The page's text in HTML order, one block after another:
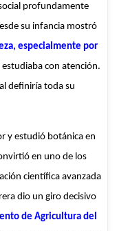
profundamente
su infancia mostró
especialmente por
estudiaba con atención.
definiría toda su
y estudió botánica en
en uno de los
científica avanzada
dio un giro decisivo
de Agricultura del